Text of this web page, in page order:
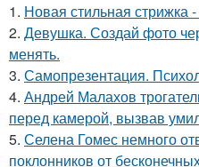
1. Новая стильная стрижка
2. Девушка. Создай фото
менять.
3. Самопрезентация.
4. Андрей Малахов
перед камерой, вызвав
5. Селена Гомес немного
поклонников от